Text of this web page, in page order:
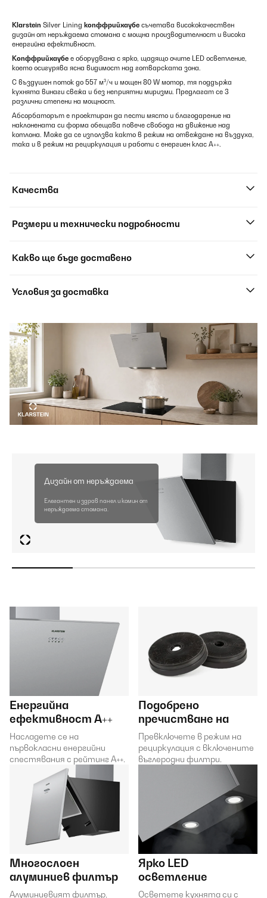
Klarstein Silver Lining копффрийхаубе съчетава висококачествен
дизайн от неръждаема стомана с мощна производителност и висока
енергийна ефективност.
Копффрийхаубе е оборудвана с ярко, щадящо очите LED осветление,
което осигурява ясна видимост над готварската зона.
С въздушен поток до 557 м³/ч и мощен 80 W мотор, тя поддържа
кухнята винаги свежа и без неприятни миризми. Предлагат се 3
различни степени на мощност.
Абсорбаторът е проектиран да пести място и благодарение на
наклонената си форма обещава повече свобода на движение над
котлона. Може да се използва както в режим на отвеждане на въздуха,
така и в режим на рециркулация и работи с енергиен клас A++.
Качества
Размери и технически подробности
Какво ще бъде доставено
Условия за доставка
Дизайн от неръждаема
Елегантен и здрав панел и комин от
неръждаема стомана.
Енергийна
ефективност A++
Насладете се на
първокласни енергийни
спестявания с рейтинг A++.
Подобрено
пречистване на
Превключете в режим на
рециркулация с включените
въглеродни филтри.
Многослоен
алуминиев филтър
Алуминиевият филтър,
Ярко LED
осветление
Осветете кухнята си с